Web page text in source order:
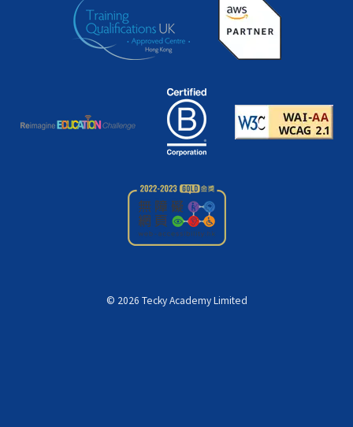
© 2026 Tecky Academy Limited